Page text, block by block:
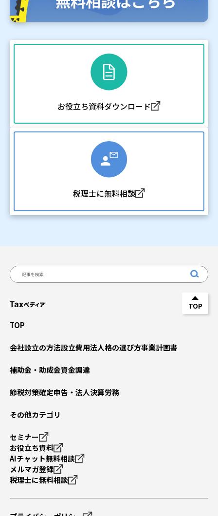
お役立ち資料ダウンロード
税理士に無料相談
TOP
会社設立の方法設立費用法人格の選び方事業計画書
補助金・助成金資金調達
節税対策確定申告・法人決算労務
その他カテゴリ
セミナー
お役立ち資料
AIチャット無料相談
メルマガ登録
税理士に無料相談
TOP